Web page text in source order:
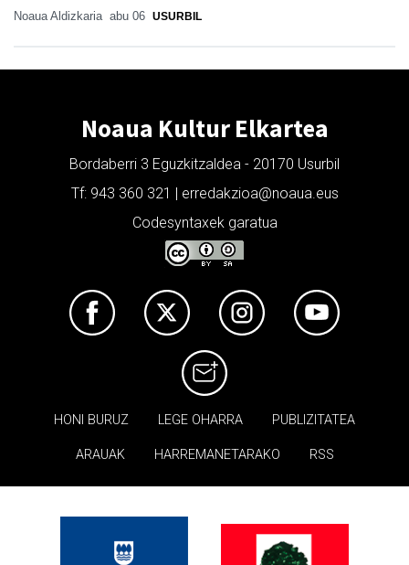
Noaua Aldizkaria abu 06 USURBIL
Noaua Kultur Elkartea
Bordaberri 3 Eguzkitzaldea - 20170 Usurbil
Tf: 943 360 321 | erredakzioa@noaua.eus
Codesyntaxek garatua
HONI BURUZ LEGE OHARRA PUBLIZITATEA
ARAUAK HARREMANETARAKO RSS